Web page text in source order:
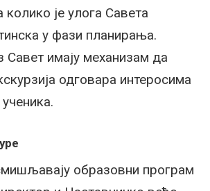
је улога Савета
у фази планирања.
Савет имају механизам да
одговара интеросима
образовни програм